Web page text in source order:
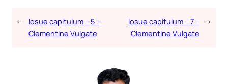
← Iosue capitulum – 5 –
Clementine Vulgate
Iosue capitulum – 7 –
Clementine Vulgate
→